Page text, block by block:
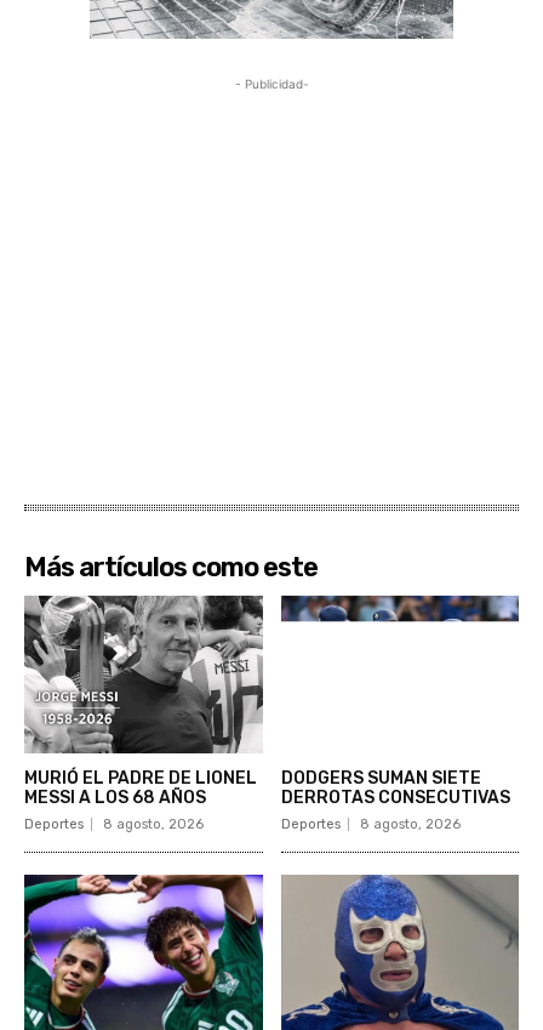
- Publicidad-
Más artículos como este
MURIÓ EL PADRE DE LIONEL
MESSI A LOS 68 AÑOS
Deportes 8 agosto, 2026
DODGERS SUMAN SIETE
DERROTAS CONSECUTIVAS
Deportes 8 agosto, 2026